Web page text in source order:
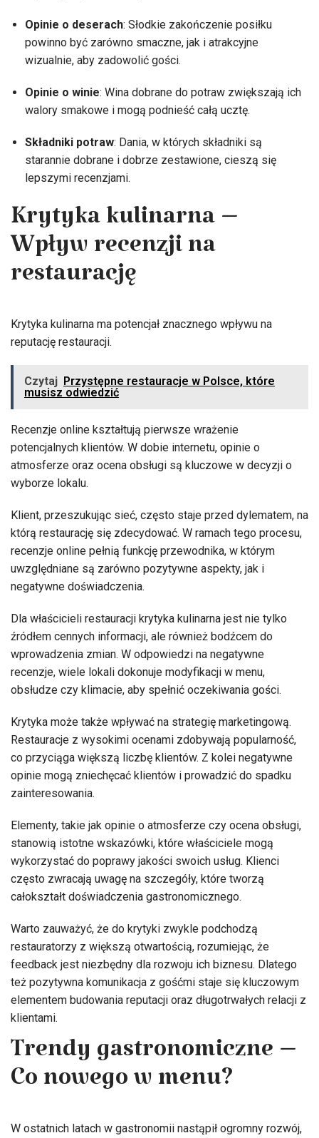
Opinie o deserach: Słodkie zakończenie posiłku
powinno być zarówno smaczne, jak i atrakcyjne
wizualnie, aby zadowolić gości.
Opinie o winie: Wina dobrane do potraw zwiększają ich
walory smakowe i mogą podnieść całą ucztę.
Składniki potraw: Dania, w których składniki są
starannie dobrane i dobrze zestawione, cieszą się
lepszymi recenzjami.
Krytyka kulinarna –
Wpływ recenzji na
restaurację
Krytyka kulinarna ma potencjał znacznego wpływu na
reputację restauracji.
Czytaj Przystępne restauracje w Polsce, które
musisz odwiedzić
Recenzje online kształtują pierwsze wrażenie
potencjalnych klientów. W dobie internetu, opinie o
atmosferze oraz ocena obsługi są kluczowe w decyzji o
wyborze lokalu.
Klient, przeszukując sieć, często staje przed dylematem, na
którą restaurację się zdecydować. W ramach tego procesu,
recenzje online pełnią funkcję przewodnika, w którym
uwzględniane są zarówno pozytywne aspekty, jak i
negatywne doświadczenia.
Dla właścicieli restauracji krytyka kulinarna jest nie tylko
źródłem cennych informacji, ale również bodźcem do
wprowadzenia zmian. W odpowiedzi na negatywne
recenzje, wiele lokali dokonuje modyfikacji w menu,
obsłudze czy klimacie, aby spełnić oczekiwania gości.
Krytyka może także wpływać na strategię marketingową.
Restauracje z wysokimi ocenami zdobywają popularność,
co przyciąga większą liczbę klientów. Z kolei negatywne
opinie mogą zniechęcać klientów i prowadzić do spadku
zainteresowania.
Elementy, takie jak opinie o atmosferze czy ocena obsługi,
stanowią istotne wskazówki, które właściciele mogą
wykorzystać do poprawy jakości swoich usług. Klienci
często zwracają uwagę na szczegóły, które tworzą
całokształt doświadczenia gastronomicznego.
Warto zauważyć, że do krytyki zwykle podchodzą
restauratorzy z większą otwartością, rozumiejąc, że
feedback jest niezbędny dla rozwoju ich biznesu. Dlatego
też pozytywna komunikacja z gośćmi staje się kluczowym
elementem budowania reputacji oraz długotrwałych relacji z
klientami.
Trendy gastronomiczne –
Co nowego w menu?
W ostatnich latach w gastronomii nastąpił ogromny rozwój,